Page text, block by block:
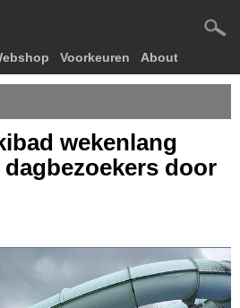
Voorkeuren About
wekenlang
door